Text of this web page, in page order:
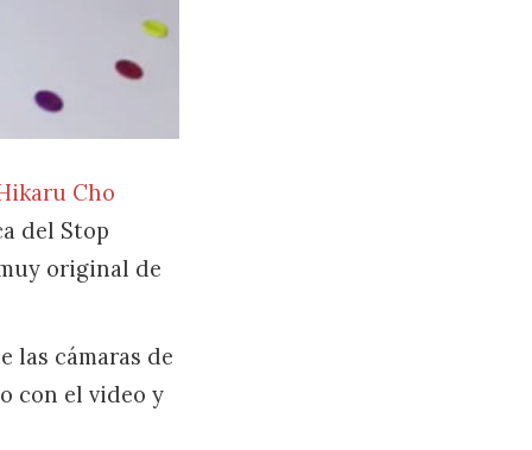
Cho
del Stop
original de
las cámaras de
con el video y